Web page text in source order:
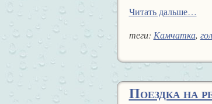
Читать дальше…
теги: Камчатка,
Поездка на